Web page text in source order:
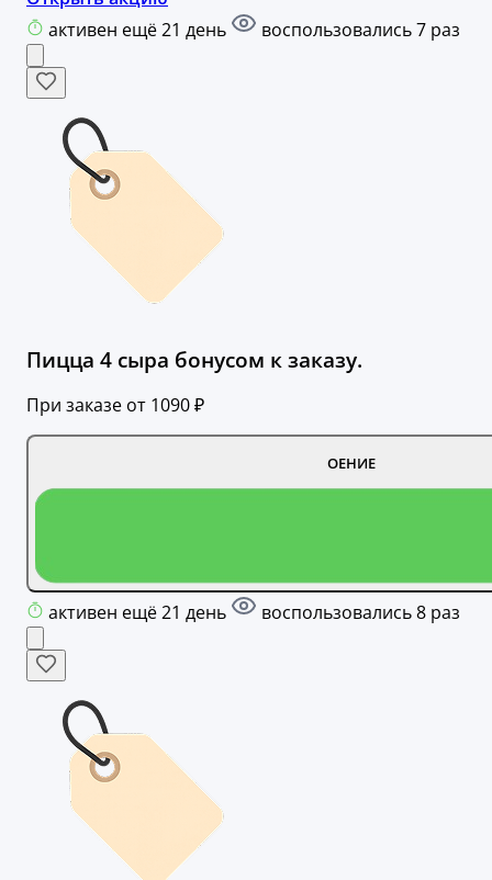
активен ещё 21 день
воспользовались 7 раз
Пицца 4 сыра бонусом к заказу.
При заказе от 1090 ₽
ОЕНИЕ
активен ещё 21 день воспользовались 8 раз